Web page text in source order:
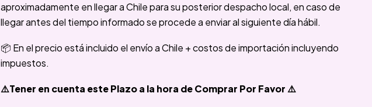
aproximadamente en llegar a Chile para su posterior despacho local, en caso de
llegar antes del tiempo informado se procede a enviar al siguiente día hábil.
📦 En el precio está incluido el envío a Chile + costos de importación incluyendo
impuestos.
⚠️Tener en cuenta este Plazo a la hora de Comprar Por Favor ⚠️